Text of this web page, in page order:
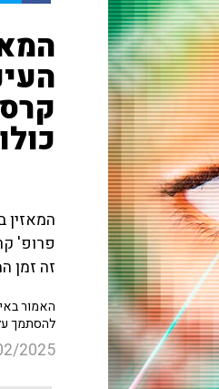
פרופ'
זה זמן
האמור
להסתמך
2025